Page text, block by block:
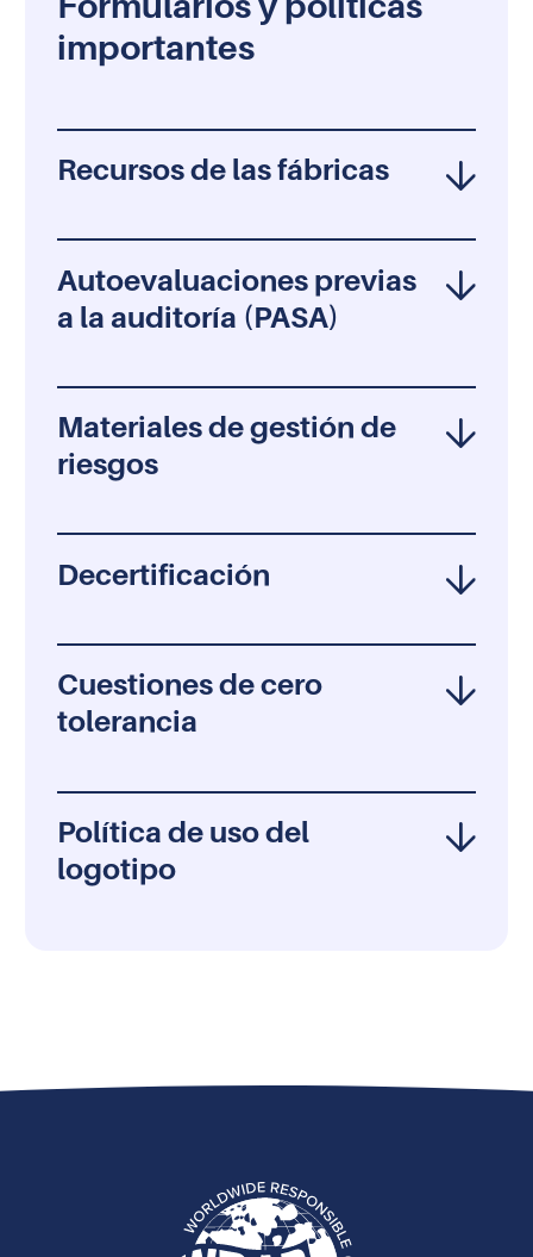
importantes
Recursos de las fábricas
Autoevaluaciones previas
a la auditoría (PASA)
Materiales de gestión de
riesgos
Decertificación
Cuestiones de cero
tolerancia
Política de uso del
logotipo